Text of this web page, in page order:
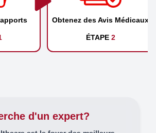
Obtenez des Avis Médicaux
ÉTAPE 2
d'un expert?